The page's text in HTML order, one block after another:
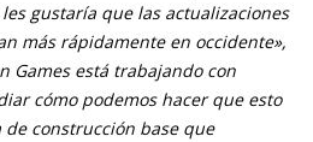
gustaría que las actualizaciones
más rápidamente en occidente»,
Games está trabajando con
cómo podemos hacer que esto
construcción base que